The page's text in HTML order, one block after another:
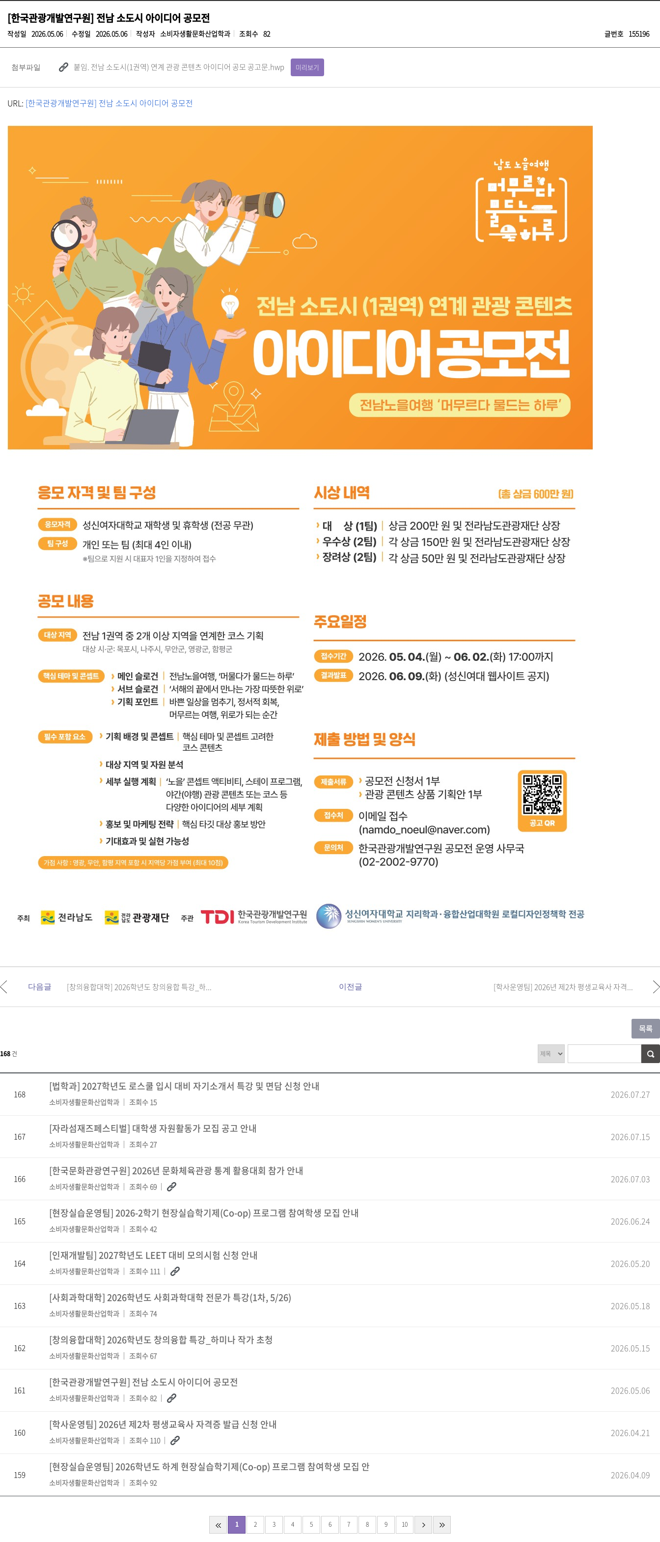
[한국관광개발연구원] 전남 소도시 아이디어 공모전
작성일 2026.05.06 수정일 2026.05.06 작성자 소비자생활문화산업학과 조회수 82 글번호 155196
첨부파일 붙임. 전남 소도시(1권역) 연계 관광 콘텐츠 아이디어 공모 공고문.hwp 미리보기
URL: [한국관광개발연구원] 전남 소도시 아이디어 공모전
다음글 [창의융합대학] 2026학년도 창의융합 특강_하... 이전글 [학사운영팀] 2026년 제2차 평생교육사 자격...
168 건
168
[법학과] 2027학년도 로스쿨 입시 대비 자기소개서 특강 및 면담 신청 안내
소비자생활문화산업학과 조회수 15
2026.07.27
167
[자라섬재즈페스티벌] 대학생 자원활동가 모집 공고 안내
소비자생활문화산업학과 조회수 27
2026.07.15
166
[한국문화관광연구원] 2026년 문화체육관광 통계 활용대회 참가 안내
소비자생활문화산업학과 조회수 69
2026.07.03
165
[현장실습운영팀] 2026-2학기 현장실습학기제(Co-op) 프로그램 참여학생 모집 안내
소비자생활문화산업학과 조회수 42
2026.06.24
164
[인재개발팀] 2027학년도 LEET 대비 모의시험 신청 안내
소비자생활문화산업학과 조회수 111
2026.05.20
163
[사회과학대학] 2026학년도 사회과학대학 전문가 특강(1차, 5/26)
소비자생활문화산업학과 조회수 74
2026.05.18
162
[창의융합대학] 2026학년도 창의융합 특강_하미나 작가 초청
소비자생활문화산업학과 조회수 67
2026.05.15
161
[한국관광개발연구원] 전남 소도시 아이디어 공모전
소비자생활문화산업학과 조회수 82
2026.05.06
160
[학사운영팀] 2026년 제2차 평생교육사 자격증 발급 신청 안내
소비자생활문화산업학과 조회수 110
2026.04.21
159
[현장실습운영팀] 2026학년도 하계 현장실습학기제(Co-op) 프로그램 참여학생 모집 안
소비자생활문화산업학과 조회수 92
2026.04.09
1 2 3 4 5 6 7 8 9 10